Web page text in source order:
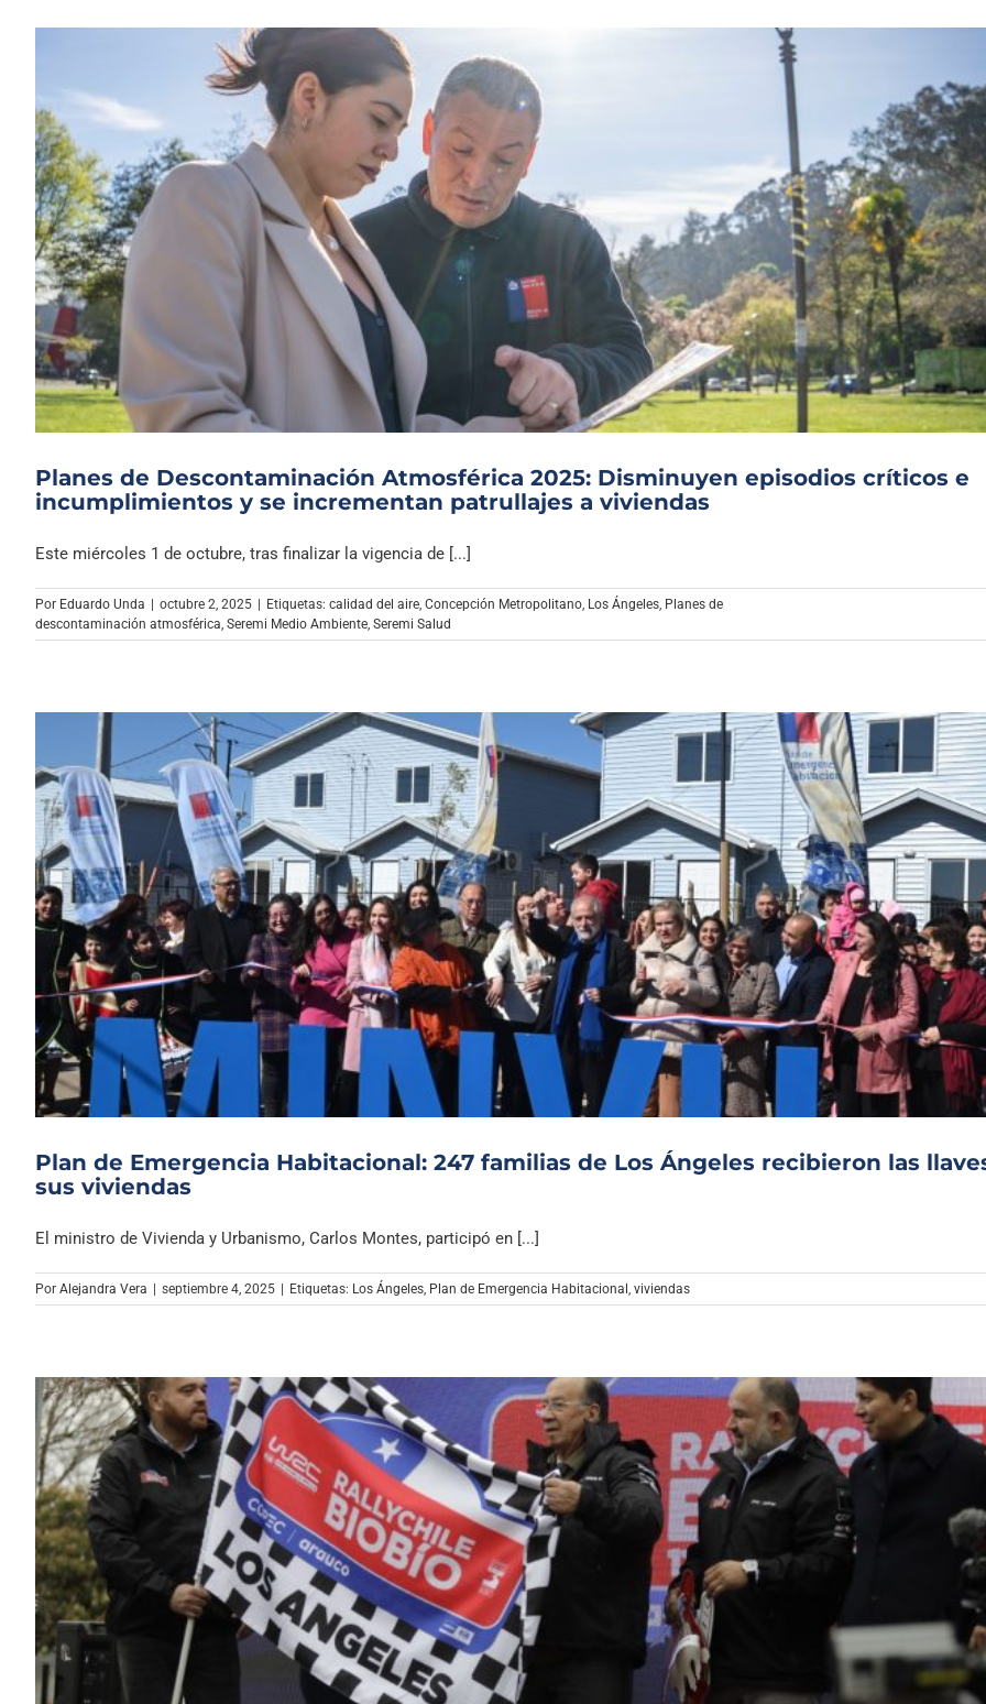
Planes de Descontaminación Atmosférica 2025: Disminuyen episodios críticos e
incumplimientos y se incrementan patrullajes a viviendas
Este miércoles 1 de octubre, tras finalizar la vigencia de [...]
Por Eduardo Unda | octubre 2, 2025 | Etiquetas: calidad del aire Concepción Metropolitano Los Ángeles Planes de
descontaminación atmosférica Seremi Medio Ambiente Seremi Salud
Plan de Emergencia Habitacional: 247 familias de Los Ángeles recibieron las
sus viviendas
El ministro de Vivienda y Urbanismo, Carlos Montes, participó en [...]
Por Alejandra Vera septiembre 4, 2025 Etiquetas: Los Ángeles, Plan de Emergencia Habitacional , viviendas